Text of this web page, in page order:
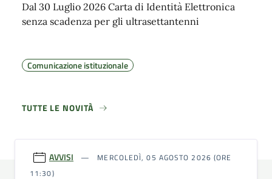
Dal 30 Luglio 2026 Carta di Identità Elettronica
senza scadenza per gli ultrasettantenni
Comunicazione istituzionale
TUTTE LE NOVITÀ
AVVISI
MERCOLEDÌ, 05 AGOSTO 2026 (ORE
11:30)